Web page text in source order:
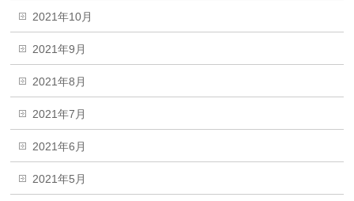
2021年10月
2021年9月
2021年8月
2021年7月
2021年6月
2021年5月